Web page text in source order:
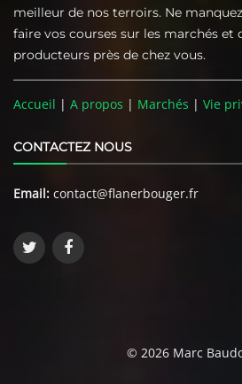
meilleur de nos terroirs. Ne
faire vos courses sur les marchés et
producteurs près de chez vous.
Accueil | A propos | Marchés | Vie
CONTACTEZ NOUS
Email: contact@flanerbouger.fr
© 2026 Marc